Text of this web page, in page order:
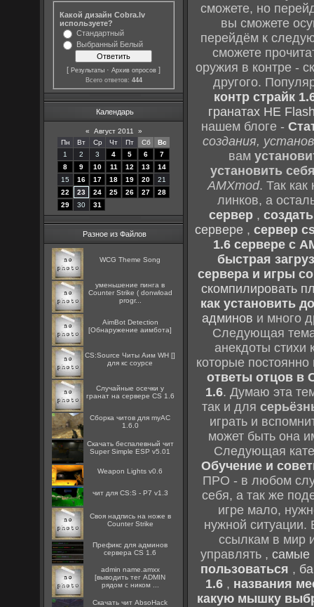
Какой дизайн Cobra.lv
используете?
Стандартный
Выбранный Белый
[Результаты ·Архив опросов ]
Всего ответов: 444
Календарь
« Август 2011
»
Пн
Вт Ср Чт Пт Сб
Вс
1
2 3 4 5 6
7
8
9 10 11 12 13
14
15
16 17 18 19 20
21
22
23 24 25 26 27
28
29
30 31
Разное из Файлов
WCG Theme Song
уменьшение пинга в
Counter Strike ( donwload
progr...
AimBot Detection
[Обнаружение аимбота]
CS:Source Читы Аим WH []
для кс соурсе
Случайные осечки у
гранат на сервере CS 1.6
Сборка читов для myAC
1.6.0
Скачать беспалевный чит
Super Simple ESP v5.01
Weapon Lights v0.6
чит для CS:S - P7 v1.3
Cвоя надпись на ноже в
Counter Strike
Префикс для админов
сервера CS 1.6
admin name.amxx
[выводить тег ADMIN
рядом с ником ...
Скачать чит AbsoHack
сможете, но
вы сможете
перейдём к
сможете
оружия в контре -
другого.
контр страйк
гранатах HE
нашем блоге -
создания,
вам
установить
AMXmod. Так как
линков, а
сервер ,
сервере ,сервер
1.6 сервере с
быстрая
сервера и игры
скомпилировать
как установить
админов и много
Следующая
анекдоты
которые
ответы отцов в
1.6. Думаю эта
так и для
играть и
может быть она
Следующая
Обучение и
ПРО - в любом
себя, а так же
игре мало,
нужной ситуации.
ссылкам в мир
управлять , самые
пользоваться ,
1.6, названия
какую мышку